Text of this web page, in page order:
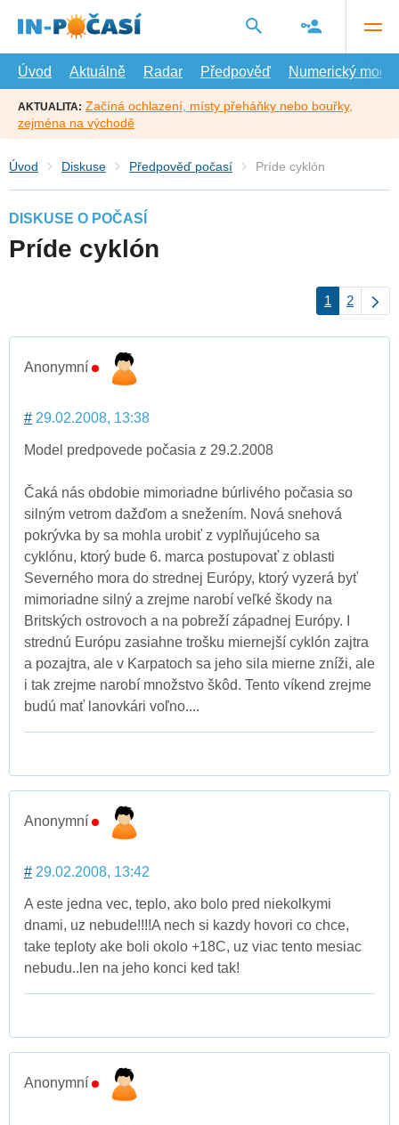
hlavní
Úvod
Aktuálně Radar Předpověď Numerický model
AKTUALITA: Začíná ochlazení, místy přeháňky nebo bouřky,
zejména na východě
Úvod Diskuse Předpověď počasí Príde cyklón
DISKUSE O POČASÍ
Príde cyklón
1 2
Anonymní
# 29.02.2008, 13:38
Model predpovede počasia z 29.2.2008
Čaká nás obdobie mimoriadne búrlivého počasia so
silným vetrom dažďom a snežením. Nová snehová
pokrývka by sa mohla urobiť z vyplňujúceho sa
cyklónu, ktorý bude 6. marca postupovať z oblasti
Severného mora do strednej Európy, ktorý vyzerá byť
mimoriadne silný a zrejme narobí veľké škody na
Britských ostrovoch a na pobreží západnej Európy. I
strednú Európu zasiahne trošku miernejší cyklón zajtra
a pozajtra, ale v Karpatoch sa jeho sila mierne zníži, ale
i tak zrejme narobí množstvo škôd. Tento víkend zrejme
budú mať lanovkári voľno....
Anonymní
# 29.02.2008, 13:42
A este jedna vec, teplo, ako bolo pred niekolkymi
dnami, uz nebude!!!!A nech si kazdy hovori co chce,
take teploty ake boli okolo +18C, uz viac tento mesiac
nebudu..len na jeho konci ked tak!
Anonymní